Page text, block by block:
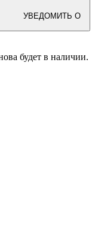
УВЕДОМИТЬ О
будет в наличии.